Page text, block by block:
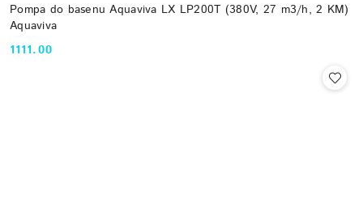
Pompa do basenu Aquaviva LX LP200T (380V, 27 m3/h, 2 KM)
Aquaviva
Cena:
1111.00